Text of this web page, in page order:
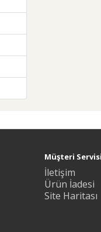
Müşteri Servisi
İletişim
Ürün İadesi
Site Haritası